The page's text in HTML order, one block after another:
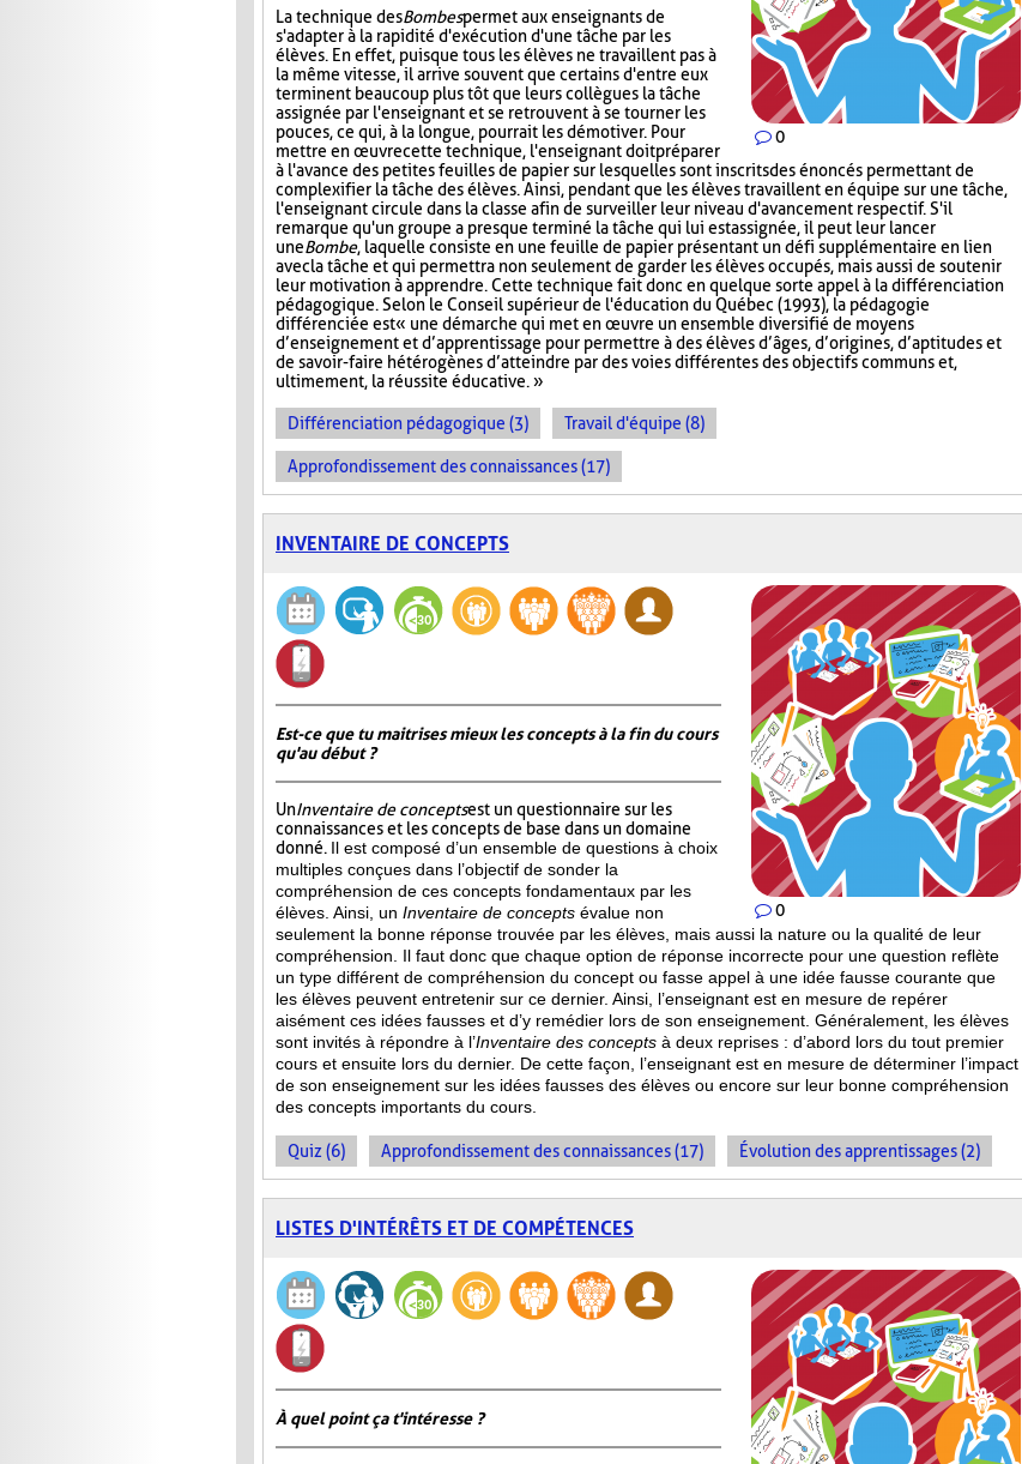
0
La technique desBombespermet aux enseignants de
s'adapter à la rapidité d'exécution d'une tâche par les
élèves. En effet, puisque tous les élèves ne travaillent pas à
la même vitesse, il arrive souvent que certains d'entre eux
terminent beaucoup plus tôt que leurs collègues la tâche
assignée par l'enseignant et se retrouvent à se tourner les
pouces, ce qui, à la longue, pourrait les démotiver. Pour
mettre en œuvre cette technique, l'enseignant doit préparer
à l'avance des petites feuilles de papier sur lesquelles sont inscrits des énoncés permettant de
complexifier la tâche des élèves. Ainsi, pendant que les élèves travaillent en équipe sur une tâche,
l'enseignant circule dans la classe afin de surveiller leur niveau d'avancement respectif. S'il
remarque qu'un groupe a presque terminé la tâche qui lui est assignée, il peut leur lancer
uneBombe, laquelle consiste en une feuille de papier présentant un défi supplémentaire en lien
avec la tâche et qui permettra non seulement de garder les élèves occupés, mais aussi de soutenir
leur motivation à apprendre. Cette technique fait donc en quelque sorte appel à la différenciation
pédagogique. Selon le Conseil supérieur de l'éducation du Québec (1993), la pédagogie
différenciée est « une démarche qui met en œuvre un ensemble diversifié de moyens
d’enseignement et d’apprentissage pour permettre à des élèves d’âges, d’origines, d’aptitudes et
de savoir-faire hétérogènes d’atteindre par des voies différentes des objectifs communs et,
ultimement, la réussite éducative. »
Différenciation pédagogique (3) Travail d'équipe (8)
Approfondissement des connaissances (17)
INVENTAIRE DE CONCEPTS
0
Est-ce que tu maitrises mieux les concepts à la fin du cours
qu'au début ?
UnInventaire de conceptsest un questionnaire sur les
connaissances et les concepts de base dans un domaine
donné. Il est composé d’un ensemble de questions à choix
multiples conçues dans l’objectif de sonder la
compréhension de ces concepts fondamentaux par les
élèves. Ainsi, un Inventaire de concepts évalue non
seulement la bonne réponse trouvée par les élèves, mais aussi la nature ou la qualité de leur
compréhension. Il faut donc que chaque option de réponse incorrecte pour une question reflète
un type différent de compréhension du concept ou fasse appel à une idée fausse courante que
les élèves peuvent entretenir sur ce dernier. Ainsi, l’enseignant est en mesure de repérer
aisément ces idées fausses et d’y remédier lors de son enseignement. Généralement, les élèves
sont invités à répondre à l’Inventaire des concepts à deux reprises : d’abord lors du tout premier
cours et ensuite lors du dernier. De cette façon, l’enseignant est en mesure de déterminer l’impact
de son enseignement sur les idées fausses des élèves ou encore sur leur bonne compréhension
des concepts importants du cours.
Quiz (6) Approfondissement des connaissances (17) Évolution des apprentissages (2)
LISTES D'INTÉRÊTS ET DE COMPÉTENCES
À quel point ça t'intéresse ?